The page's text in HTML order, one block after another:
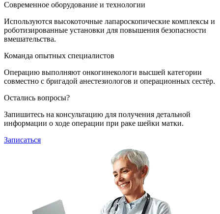
Современное оборудование и технологии
Используются высокоточные лапароскопические комплексы и
роботизированные установки для повышения безопасности
вмешательства.
Команда опытных специалистов
Операцию выполняют онкогинекологи высшей категории
совместно с бригадой анестезиологов и операционных сестёр.
Остались вопросы?
Запишитесь на консультацию для получения детальной
информации о ходе операции при раке шейки матки.
Записаться